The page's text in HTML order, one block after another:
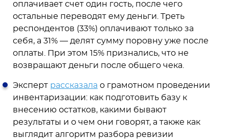
оплачивает счет один гость, после чего
остальные переводят ему деньги. Треть
респондентов (33%) оплачивают только за
себя, а 31% — делят сумму поровну уже после
оплаты. При этом 15% признались, что не
возвращают деньги после общего чека.
Эксперт рассказала о грамотном проведении
инвентаризации: как подготовить базу к
внесению остатков, какими бывают
результаты и о чем они говорят, а также как
выглядит алгоритм разбора ревизии